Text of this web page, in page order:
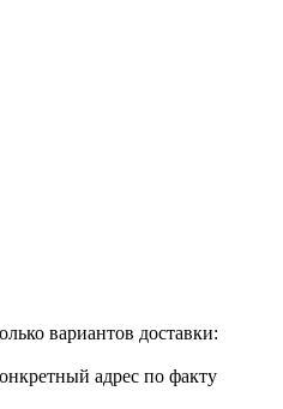
вариантов доставки:
адрес по факту